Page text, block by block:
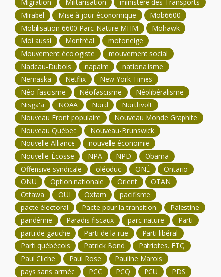
Migration
Militarisation
ministère des Transports
Mirabel
Mise à jour économique
Mob6600
Mobilisation 6600 Parc-Nature MHM
Mohawk
Moi aussi
Montréal
motoneige
Mouvement écologiste
mouvement social
Nadeau-Dubois
napalm
nationalisme
Nemaska
Netflix
New York Times
Néo-fascisme
Néofascisme
Néolibéralisme
Nisga'a
NOAA Nord
Northvolt
Nouveau Front populaire
Nouveau Monde Graphite
Nouveau Québec
Nouveau-Brunswick
Nouvelle Alliance
nouvelle économie
Nouvelle-Écosse
NPA NPD
Obama
Offensive syndicale
oléoduc ONÉ
Ontario
ONU
Option nationale Orient
OTAN
Ottawa
OUI Oxfam
pacifisme
pacte électoral
Pacte pour la transition
Palestine
pandémie
Paradis fiscaux parc nature
Parti
parti de gauche
Parti de la rue
Parti libéral
Parti québécois
Patrick Bond
Patriotes. FTQ
Paul Cliche
Paul Rose
Pauline Marois
pays sans armée
PCC PCQ PCU
PDS